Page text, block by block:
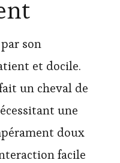
son
et docile.
un cheval de
une
doux
facile